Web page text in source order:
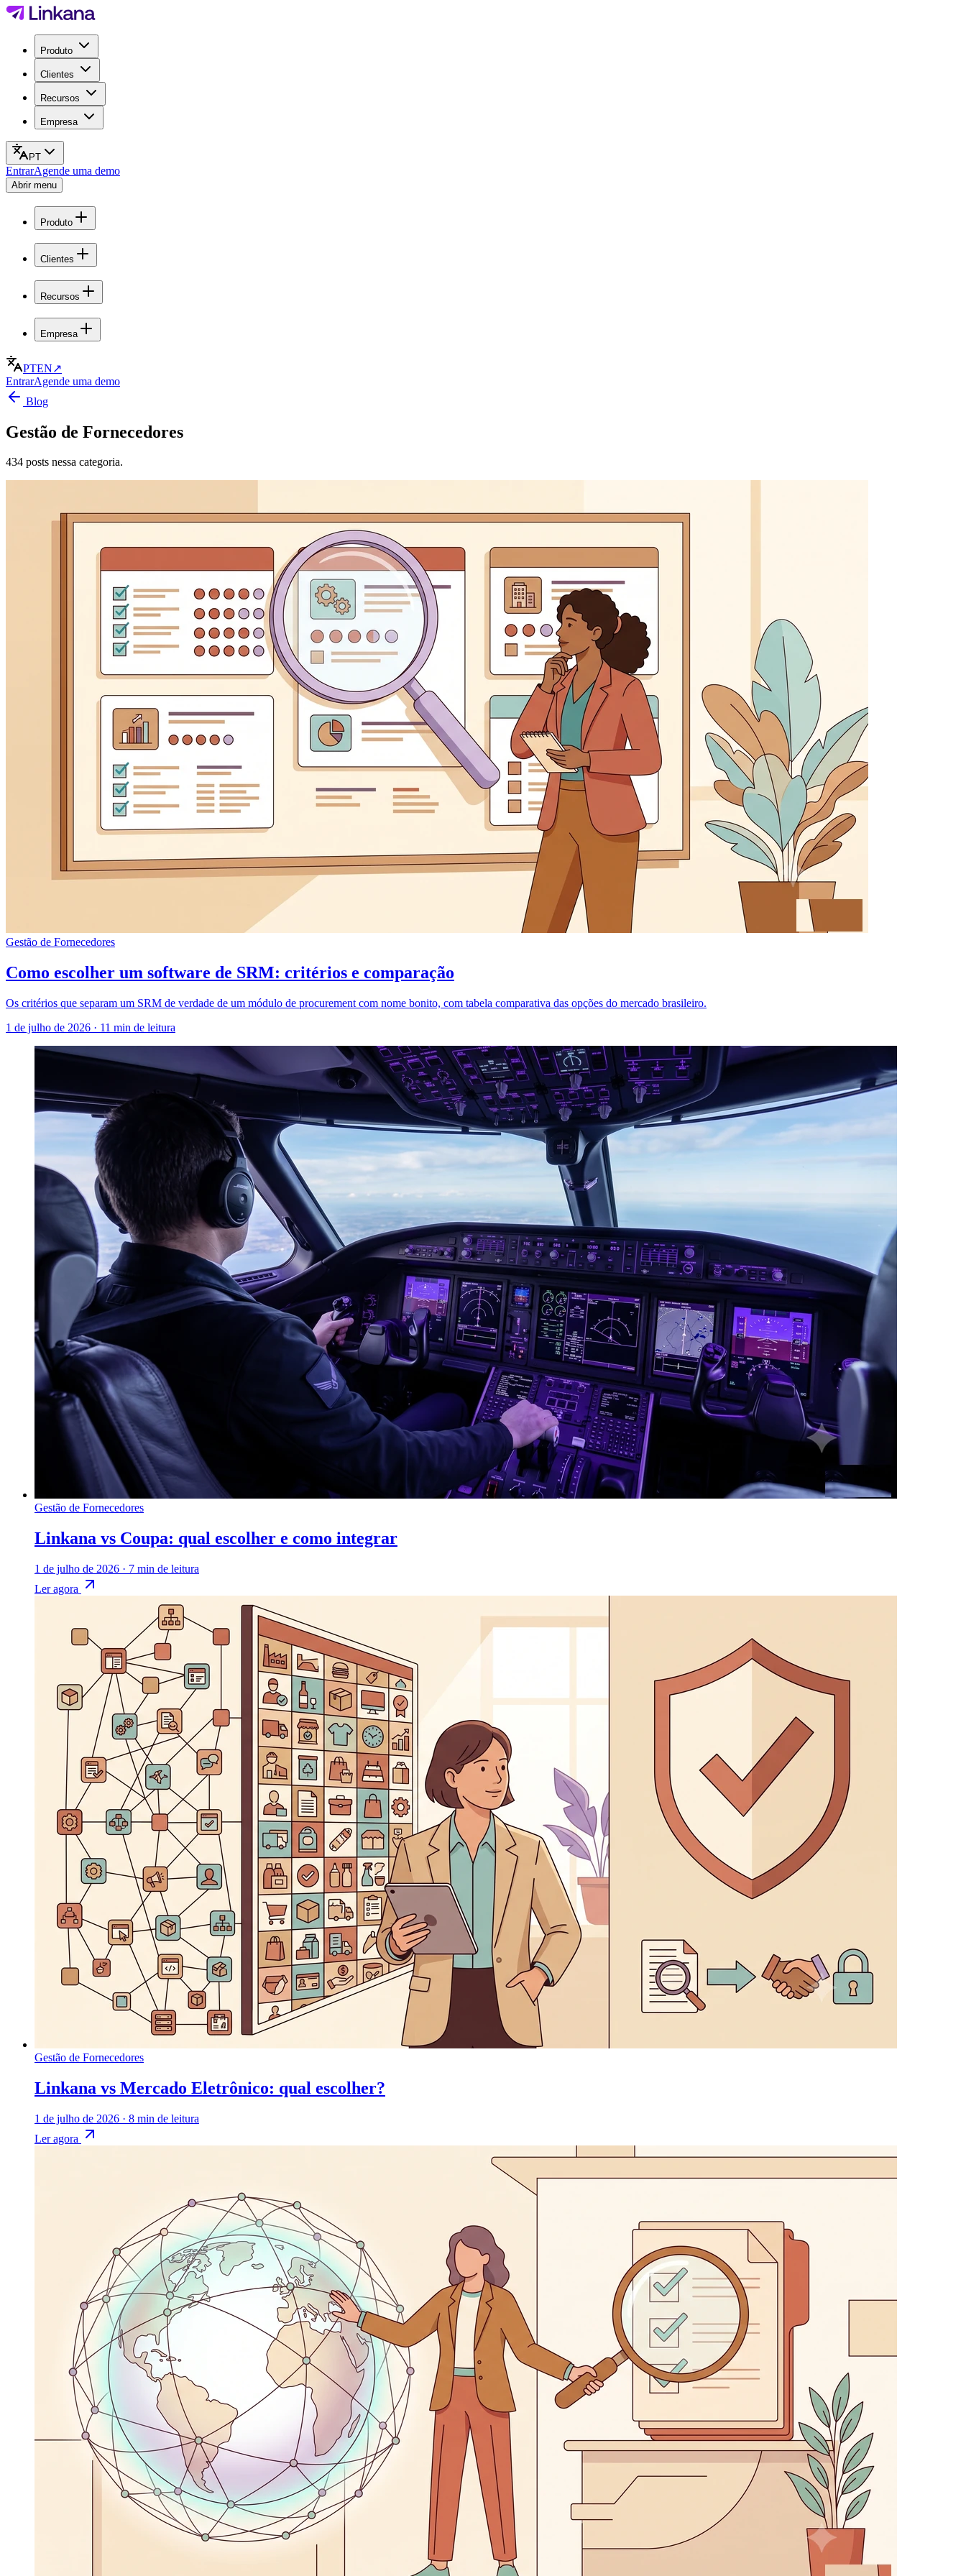
Produto
Clientes
Recursos
Empresa
PT
EntrarAgende uma demo
Abrir menu
Produto
Clientes
Recursos
Empresa
PTEN↗
EntrarAgende uma demo
Blog
Gestão de Fornecedores
434 posts nessa categoria.
Gestão de Fornecedores
Como escolher um software de SRM: critérios e comparação
Os critérios que separam um SRM de verdade de um módulo de procurement com nome bonito, com tabela comparativa das opções do mercado brasileiro.
1 de julho de 2026 · 11 min de leitura
Gestão de Fornecedores
Linkana vs Coupa: qual escolher e como integrar
1 de julho de 2026 · 7 min de leitura
Ler agora
Gestão de Fornecedores
Linkana vs Mercado Eletrônico: qual escolher?
1 de julho de 2026 · 8 min de leitura
Ler agora